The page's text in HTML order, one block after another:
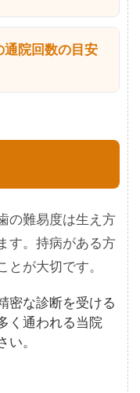
通院回数の目安
の難易度は生え方
す。持病がある方
とが大切です。
密な診断を受ける
く通われる当院
い。